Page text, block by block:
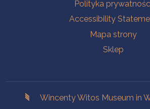
Polityka
Accessibility
Mapa strony
Sklep
Wincenty Witos Museum in